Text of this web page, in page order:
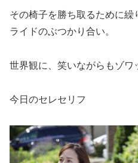
その椅子を勝ち取るために
ライドのぶつかり合い。
世界観に、笑いながらもゾワ
今日のセレセリフ